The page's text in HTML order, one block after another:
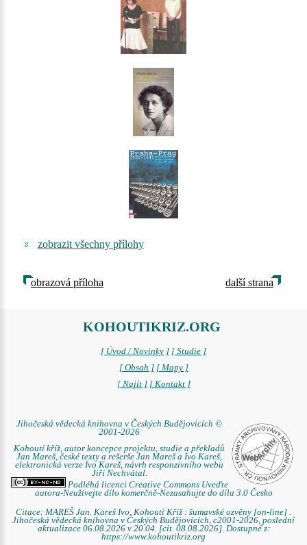
zobrazit všechny přílohy
obrazová příloha další strana
KOHOUTIKRIZ.ORG
[ Úvod / Novinky ] [ Studie ]
[ Obsah ] [ Mapy ]
[ Najít ] [ Kontakt ]
Jihočeská vědecká knihovna v Českých Budějovicích ©
2001-2026
Kohoutí kříž, autor koncepce projektu, studie a překladů
Jan Mareš, české texty a rešerše Jan Mareš a Ivo Kareš,
elektronická verze Ivo Kareš, návrh responzivního webu
Jiří Nechvátal.
Podléhá licenci Creative Commons Uveďte
autora-Neužívejte dílo komerčně-Nezasahujte do díla 3.0 Česko
Citace: MAREŠ Jan. Kareš Ivo. Kohoutí Kříž : šumavské ozvěny [on-line] .
Jihočeská vědecká knihovna v Českých Budějovicích, c2001-2026, poslední
aktualizace 06.08.2026 v 20.04. [cit. 08.08.2026]. Dostupné z:
https://www.kohoutikriz.org